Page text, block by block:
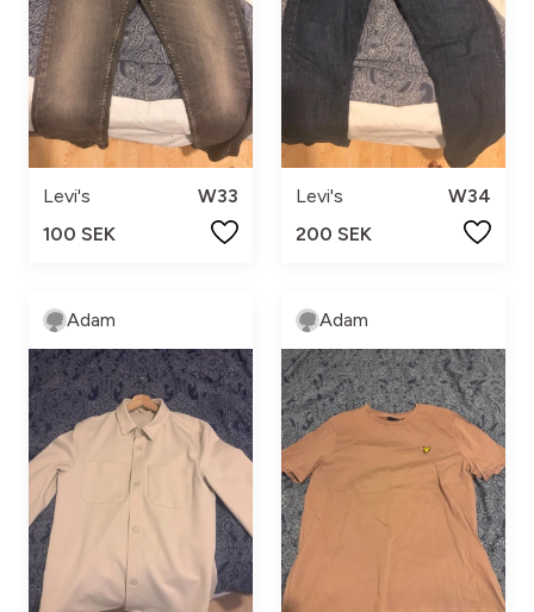
Levi's
W33
100 SEK
Levi's
W34
200 SEK
Adam Adam